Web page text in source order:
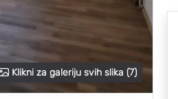
Klikni za galeriju svih slika (7)